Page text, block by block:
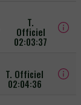
T.
Officiel
02:03:37
T. Officiel
02:04:36